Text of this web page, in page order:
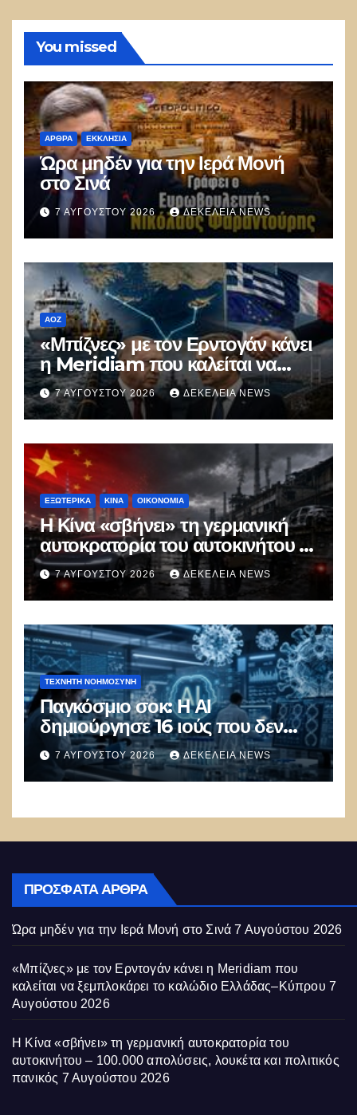
You missed
ΑΡΘΡΑ ΕΚΚΛΗΣΊΑ
Ώρα μηδέν για την Ιερά Μονή
στο Σινά
7 ΑΥΓΟΎΣΤΟΥ 2026 ΔΕΚΈΛΕΙΑ NEWS
ΑΟΖ
«Μπίζνες» με τον Ερντογάν κάνει
η Meridiam που καλείται να
ξεμπλοκάρει το καλώδιο
Ελλάδας–Κύπρου
7 ΑΥΓΟΎΣΤΟΥ 2026 ΔΕΚΈΛΕΙΑ NEWS
ΕΞΩΤΕΡΙΚΑ ΚΊΝΑ ΟΙΚΟΝΟΜΙΑ
Η Κίνα «σβήνει» τη γερμανική
αυτοκρατορία του αυτοκινήτου –
100.000 απολύσεις, λουκέτα και
πολιτικός πανικός
7 ΑΥΓΟΎΣΤΟΥ 2026 ΔΕΚΈΛΕΙΑ NEWS
ΤΕΧΝΗΤΉ ΝΟΗΜΟΣΎΝΗ
Παγκόσμιο σοκ: Η ΑΙ
δημιούργησε 16 ιούς που δεν
υπάρχουν στη φύση –
Συναγερμός: Ο εφιάλτης μόλις
άρχισε
7 ΑΥΓΟΎΣΤΟΥ 2026 ΔΕΚΈΛΕΙΑ NEWS
ΠΡΌΣΦΑΤΑ ΆΡΘΡΑ
Ώρα μηδέν για την Ιερά Μονή στο Σινά 7 Αυγούστου 2026
«Μπίζνες» με τον Ερντογάν κάνει η Meridiam που
καλείται να ξεμπλοκάρει το καλώδιο Ελλάδας–Κύπρου 7
Αυγούστου 2026
Η Κίνα «σβήνει» τη γερμανική αυτοκρατορία του
αυτοκινήτου – 100.000 απολύσεις, λουκέτα και πολιτικός
πανικός 7 Αυγούστου 2026